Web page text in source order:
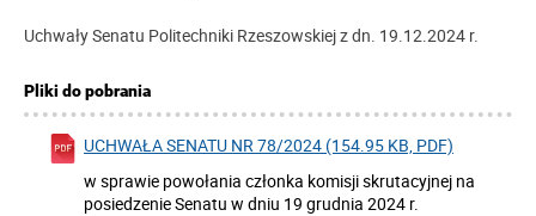
Uchwały Senatu Politechniki Rzeszowskiej z dn. 19.12.2024 r.
Pliki do pobrania
UCHWAŁA SENATU NR 78/2024 (154.95 KB, PDF)
w sprawie powołania członka komisji skrutacyjnej na
posiedzenie Senatu w dniu 19 grudnia 2024 r.